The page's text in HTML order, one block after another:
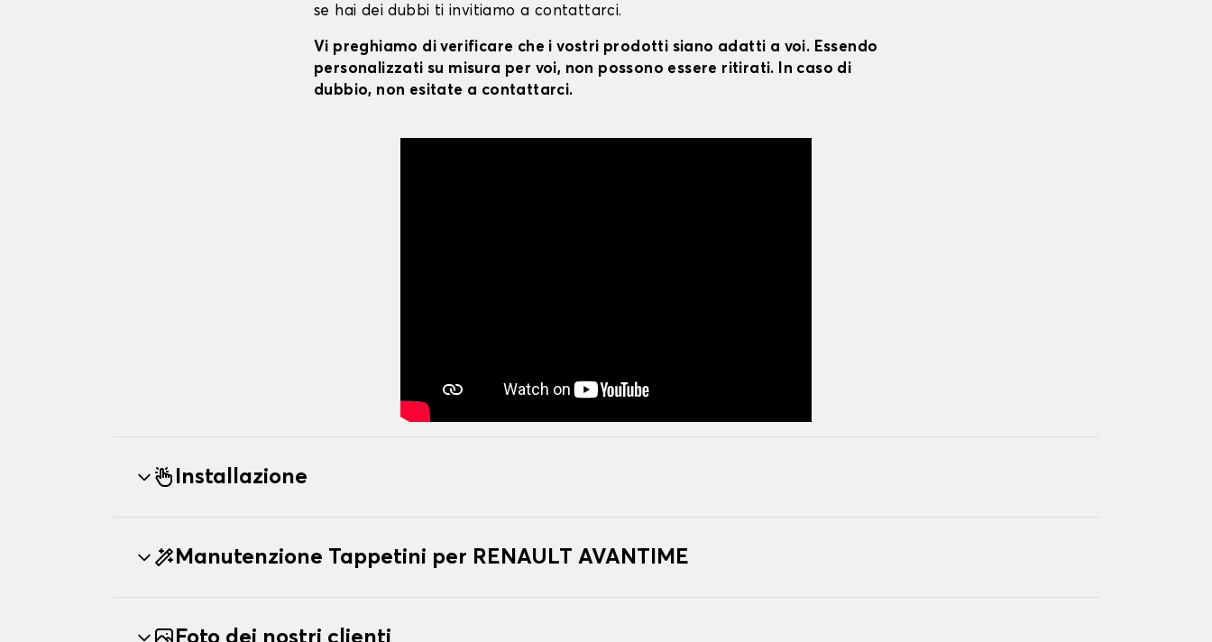
se hai dei dubbi ti invitiamo a contattarci.
Vi preghiamo di verificare che i vostri prodotti siano adatti a voi. Essendo
personalizzati su misura per voi, non possono essere ritirati. In caso di
dubbio, non esitate a contattarci.
Installazione
Manutenzione Tappetini per RENAULT AVANTIME